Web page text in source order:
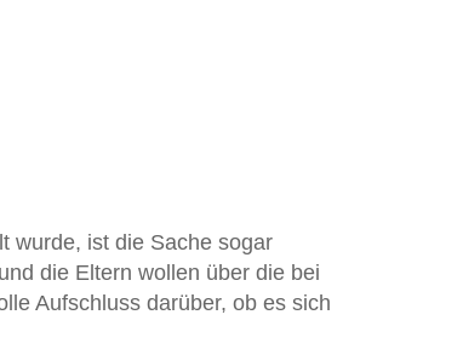
wurde, ist die Sache sogar
die Eltern wollen über die bei
Aufschluss darüber, ob es sich